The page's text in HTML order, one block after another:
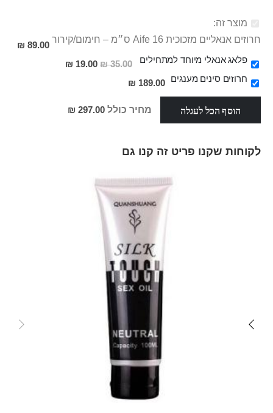
מוצר זה:
חרוזים אנאליים מזכוכית Aife 16 ס״מ – חימום/קירור
89.00 ₪
פלאג אנאלי מיוחד למתחילים
35.00 ₪
מחיר
19.00 ₪
חרוזים סינים מענגים
189.00 ₪
הוסף הכל לעגלה מחיר כולל 297.00 ₪
לקוחות שקנו פריט זה קנו גם